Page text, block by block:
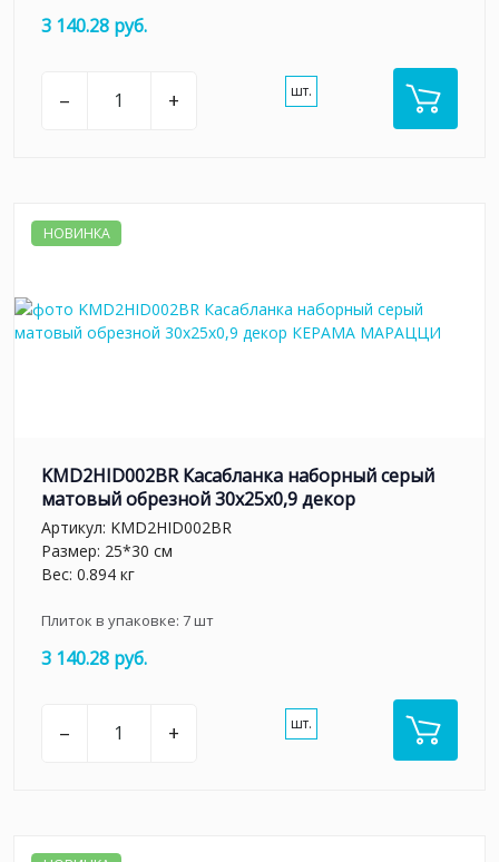
3 140.28 руб.
– + шт.
НОВИНКА
KMD2HID002BR Касабланка наборный серый
матовый обрезной 30x25x0,9 декор
Артикул: KMD2HID002BR
Размер: 25*30 см
Вес: 0.894 кг
Плиток в упаковке: 7шт
3 140.28 руб.
– + шт.